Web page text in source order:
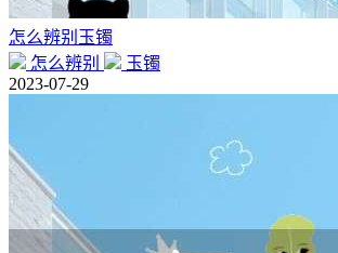
怎么辨别玉镯
怎么辨别
玉镯
2023-07-29